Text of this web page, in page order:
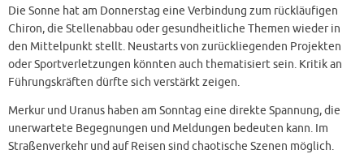
Die Sonne hat am Donnerstag eine Verbindung zum rückläufigen
Chiron, die Stellenabbau oder gesundheitliche Themen wieder in
den Mittelpunkt stellt. Neustarts von zurückliegenden Projekten
oder Sportverletzungen könnten auch thematisiert sein. Kritik an
Führungskräften dürfte sich verstärkt zeigen.
Merkur und Uranus haben am Sonntag eine direkte Spannung, die
unerwartete Begegnungen und Meldungen bedeuten kann. Im
Straßenverkehr und auf Reisen sind chaotische Szenen möglich.